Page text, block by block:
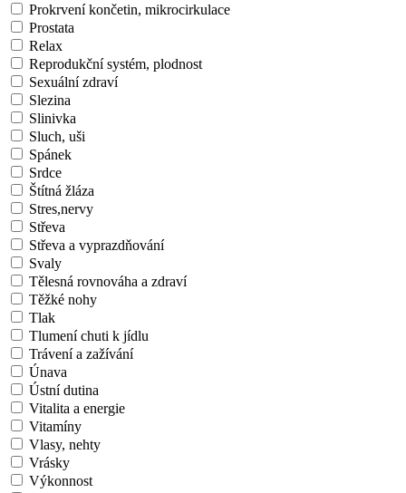
Prokrvení končetin, mikrocirkulace
Prostata
Relax
Reprodukční systém, plodnost
Sexuální zdraví
Slezina
Slinivka
Sluch, uši
Spánek
Srdce
Štítná žláza
Stres,nervy
Střeva
Střeva a vyprazdňování
Svaly
Tělesná rovnováha a zdraví
Těžké nohy
Tlak
Tlumení chuti k jídlu
Trávení a zažívání
Únava
Ústní dutina
Vitalita a energie
Vitamíny
Vlasy, nehty
Vrásky
Výkonnost